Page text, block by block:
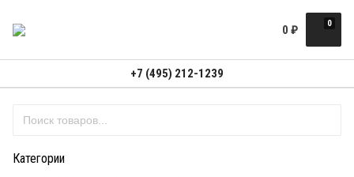
0
0 ₽
+7 (495) 212-1239
Категории